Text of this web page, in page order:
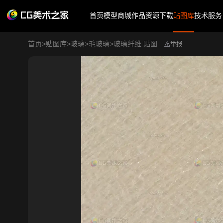
首页模型商城作品资源下载贴图库技术服务
首页>贴图库>玻璃>毛玻璃>玻璃纤维 贴图 举报